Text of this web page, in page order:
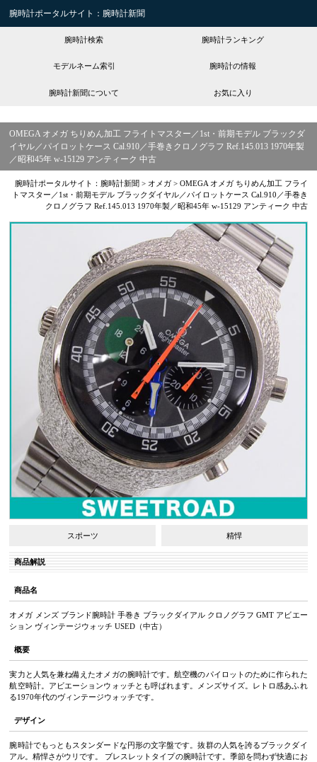
腕時計ポータルサイト：腕時計新聞
腕時計検索 腕時計ランキング
モデルネーム索引 腕時計の情報
腕時計新聞について お気に入り
OMEGA オメガ ちりめん加工 フライトマスター／1st・前期モデル ブラックダ
イヤル／パイロットケース Cal.910／手巻きクロノグラフ Ref.145.013 1970年製
／昭和45年 w-15129 アンティーク 中古
腕時計ポータルサイト：腕時計新聞 > オメガ> OMEGA オメガ ちりめん加工 フライ
トマスター／1st・前期モデル ブラックダイヤル／パイロットケース Cal.910／手巻き
クロノグラフ Ref.145.013 1970年製／昭和45年 w-15129 アンティーク 中古
スポーツ 精悍
商品解説
商品名
オメガ メンズ ブランド腕時計 手巻き ブラックダイアル クロノグラフ GMT アビエー
ション ヴィンテージウォッチ USED（中古）
概要
実力と人気を兼ね備えたオメガの腕時計です。航空機のパイロットのために作られた
航空時計。アビエーションウォッチとも呼ばれます。メンズサイズ。レトロ感あふれ
る1970年代のヴィンテージウォッチです。
デザイン
腕時計でもっともスタンダードな円形の文字盤です。抜群の人気を誇るブラックダイ
アル。精悍さがウリです。 ブレスレットタイプの腕時計です。季節を問わず快適にお